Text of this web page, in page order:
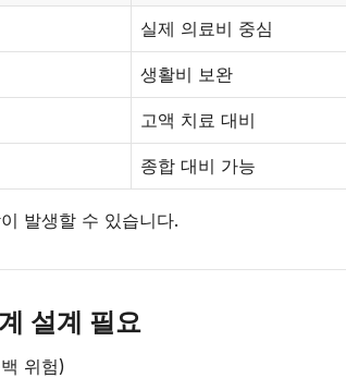
실제 의료비 중심
생활비 보완
고액 치료 대비
종합 대비 가능
발생할 수 있습니다.
설계 필요
위험)